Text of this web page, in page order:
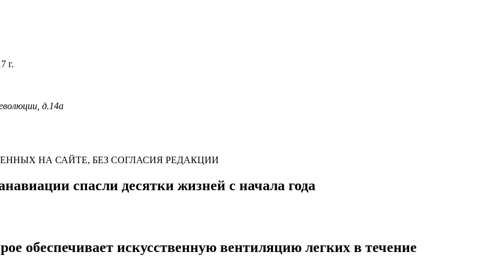
г.
д.14а
НА САЙТЕ, БЕЗ СОГЛАСИЯ РЕДАКЦИИ
спасли десятки жизней с начала года
обеспечивает искусственную вентиляцию легких в течение